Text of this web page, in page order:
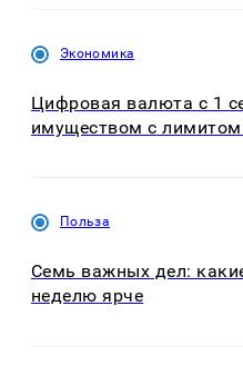
Экономика
Цифровая валюта с 1
имуществом с лимитом
Польза
Семь важных дел:
неделю ярче